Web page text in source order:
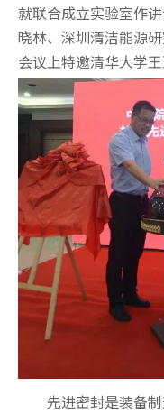
就联合成立实验室作
晓林、深圳清洁能源
会议上特邀清华大学
先进密封是装备